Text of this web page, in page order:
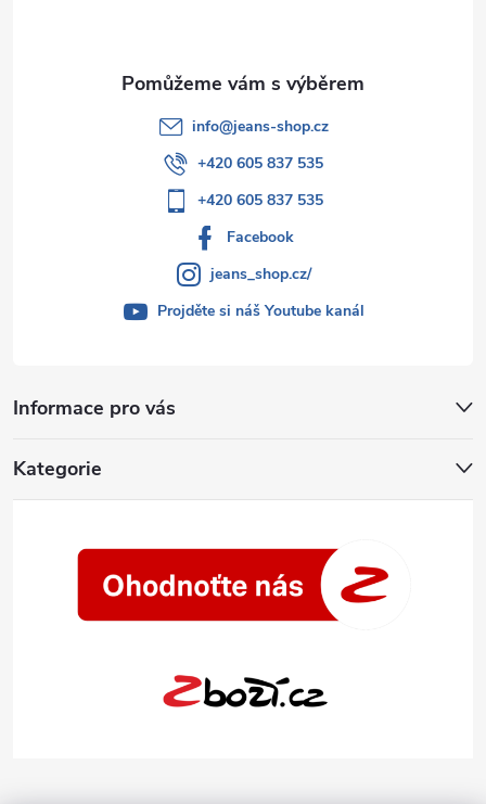
Informace pro vás
Kategorie
info@jeans-shop.cz
+420 605 837 535
+420 605 837 535
Facebook
jeans_shop.cz/
Projděte si náš Youtube kanál